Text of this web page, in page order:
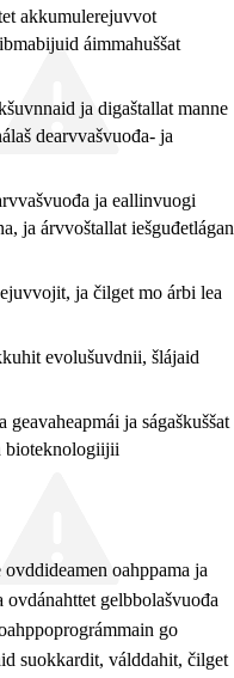
akkumulerejuvvot
áimmahuššat
ja digaštallat manne
dearvvašvuođa- ja
ja eallinvuogi
ja árvvoštallat iešguđetlágan
ja čilget mo árbi lea
evolušuvdnii, šlájaid
geavaheapmái ja ságaškuššat
bioteknologiijii
oahppama ja
gelbbolašvuođa
go
suokkardit, válddahit, čilget